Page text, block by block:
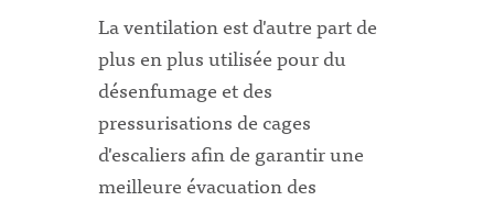
La ventilation est d'autre part de
plus en plus utilisée pour du
désenfumage et des
pressurisations de cages
d'escaliers afin de garantir une
meilleure évacuation des